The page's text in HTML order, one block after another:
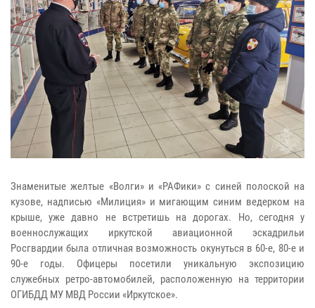
Знаменитые желтые «Волги» и «РАФики» с синей полоской на
кузове, надписью «Милиция» и мигающим синим ведерком на
крыше, уже давно не встретишь на дорогах. Но, сегодня у
военнослужащих иркутской авиационной эскадрильи
Росгвардии была отличная возможность окунуться в 60-е, 80-е и
90-е годы. Офицеры посетили уникальную экспозицию
служебных ретро-автомобилей, расположенную на территории
ОГИБДД МУ МВД России «Иркутское».